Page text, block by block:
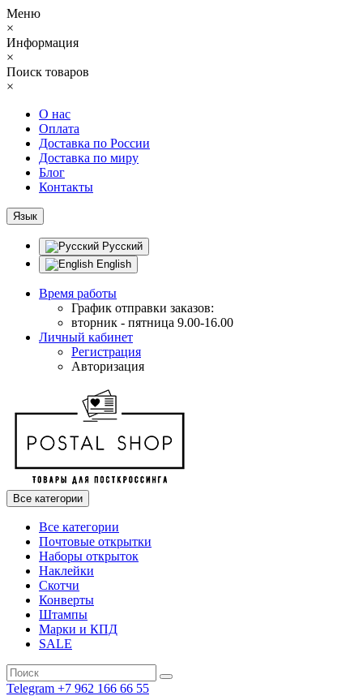
Меню
×
Информация
×
Поиск товаров
×
О нас
Оплата
Доставка по России
Доставка по миру
Блог
Контакты
Язык
Русский
English
Время работы
График отправки заказов:
вторник - пятница 9.00-16.00
Личный кабинет
Регистрация
Авторизация
Все категории
Все категории
Почтовые открытки
Наборы открыток
Наклейки
Скотчи
Конверты
Штампы
Марки и КПД
SALE
Telegram +7 962 166 66 55